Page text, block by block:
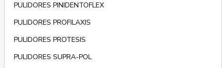
PULIDORES PINIDENTOFLEX
PULIDORES PROFILAXIS
PULIDORES PROTESIS
PULIDORES SUPRA-POL